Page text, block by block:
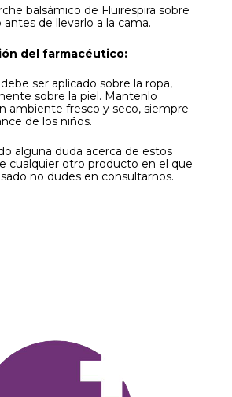
balsámico de Fluirespira sobre
antes de llevarlo a la cama.
del farmacéutico:
ser aplicado sobre la ropa,
sobre la piel. Mantenlo
ambiente fresco y seco, siempre
de los niños.
alguna duda acerca de estos
cualquier otro producto en el que
no dudes en consultarnos.